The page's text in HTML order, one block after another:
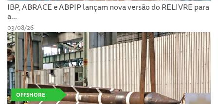
IBP, ABRACE e ABPIP lançam nova versão do RELIVRE para
a...
03/08/26
OFFSHORE